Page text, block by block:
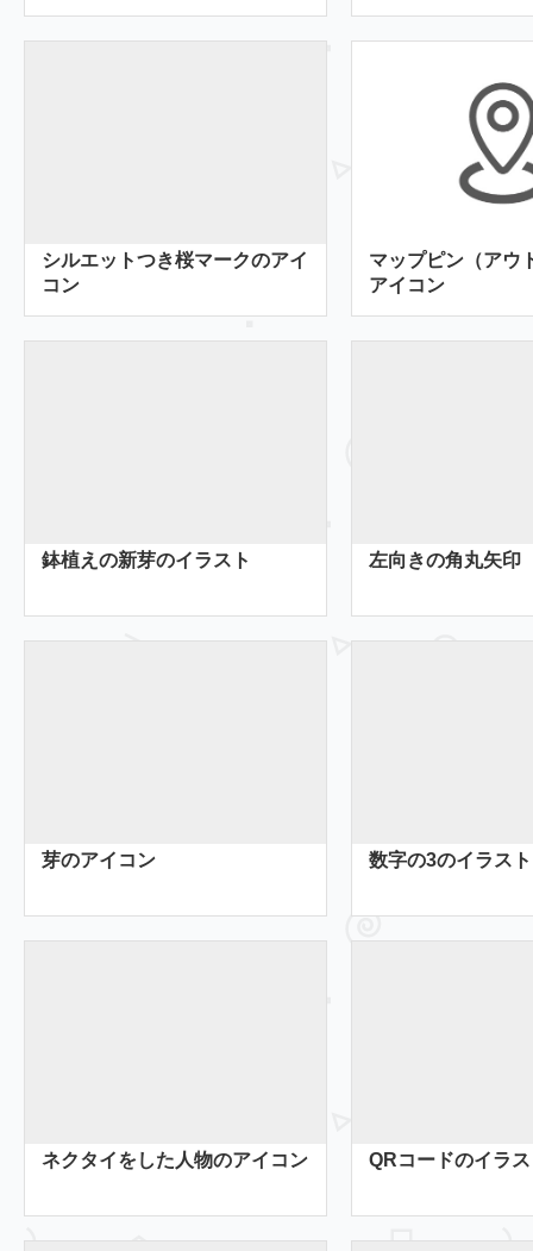
シルエットつき桜マークのアイ
コン
マップピン（アウ
アイコン
鉢植えの新芽のイラスト 左向きの角丸矢印
芽のアイコン 数字の3のイラスト
ネクタイをした人物のアイコン QRコードのイラ